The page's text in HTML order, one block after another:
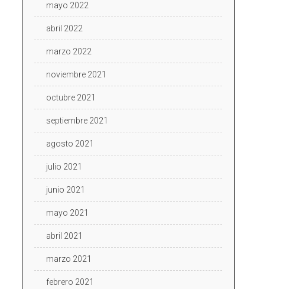
mayo 2022
abril 2022
marzo 2022
noviembre 2021
octubre 2021
septiembre 2021
agosto 2021
julio 2021
junio 2021
mayo 2021
abril 2021
marzo 2021
febrero 2021